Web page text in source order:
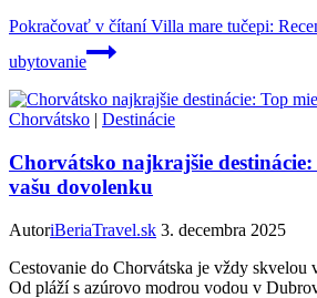
Pokračovať v čítaníVilla mare tučepi:
ubytovanie
Chorvátsko | Destinácie
Chorvátsko najkrajšie destinácie:
vašu dovolenku
AutoriBeriaTravel.sk 3. decembra 2025
Cestovanie do Chorvátska je vždy
Od pláží s azúrovo modrou vodou v